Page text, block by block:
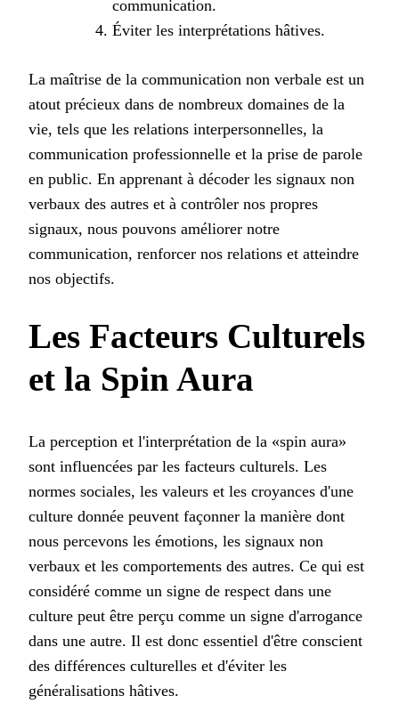
communication.
Éviter les interprétations hâtives.
La maîtrise de la communication non verbale est un
atout précieux dans de nombreux domaines de la
vie, tels que les relations interpersonnelles, la
communication professionnelle et la prise de parole
en public. En apprenant à décoder les signaux non
verbaux des autres et à contrôler nos propres
signaux, nous pouvons améliorer notre
communication, renforcer nos relations et atteindre
nos objectifs.
Les Facteurs Culturels
et la Spin Aura
La perception et l'interprétation de la «spin aura»
sont influencées par les facteurs culturels. Les
normes sociales, les valeurs et les croyances d'une
culture donnée peuvent façonner la manière dont
nous percevons les émotions, les signaux non
verbaux et les comportements des autres. Ce qui est
considéré comme un signe de respect dans une
culture peut être perçu comme un signe d'arrogance
dans une autre. Il est donc essentiel d'être conscient
des différences culturelles et d'éviter les
généralisations hâtives.